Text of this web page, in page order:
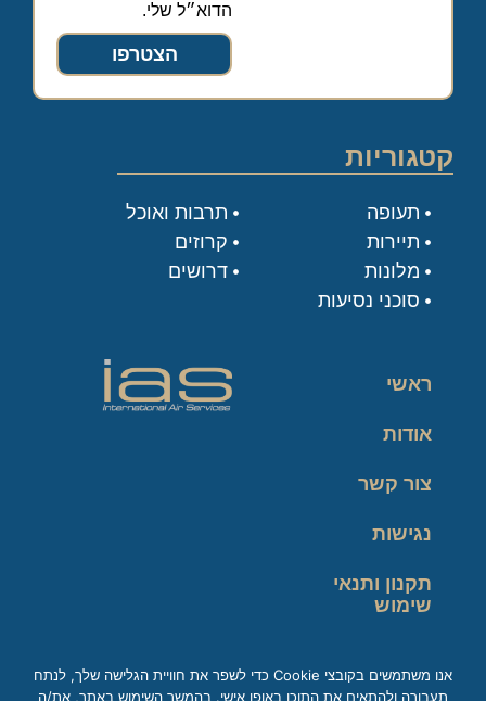
הדוא״ל שלי.
הצטרפו
קטגוריות
תעופה
תיירות
מלונות
סוכני נסיעות
תרבות ואוכל
קרוזים
דרושים
ראשי
אודות
צור קשר
נגישות
תקנון ותנאי
שימוש
אנו משתמשים בקובצי Cookie כדי לשפר את חוויית הגלישה שלך, לנתח
תעבורה ולהתאים את התוכן באופן אישי. בהמשך השימוש באתר, את/ה